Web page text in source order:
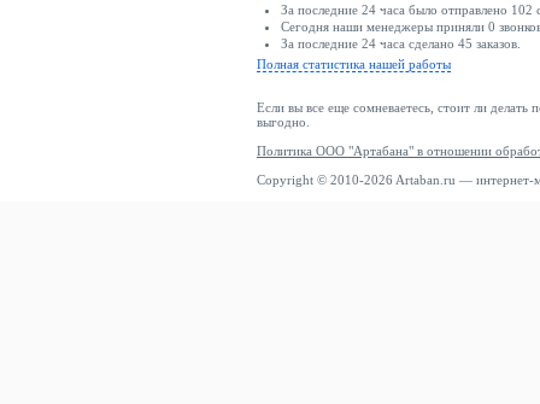
За последние 24 часа было отправлено
Сегодня наши менеджеры приняли 0
За последние 24 часа сделано 45 заказов.
Полная статистика нашей работы
Если вы все еще сомневаетесь, стоит ли делать
выгодно.
Политика ООО "Артабана" в отношении
Copyright © 2010-2026 Artaban.ru — интернет-